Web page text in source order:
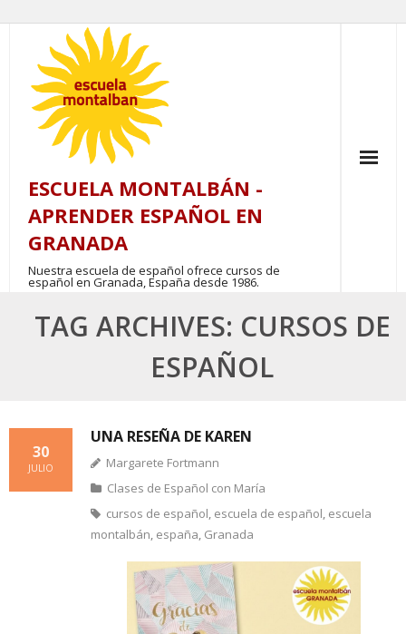
content
ESCUELA MONTALBÁN -
APRENDER ESPAÑOL EN
GRANADA
Nuestra escuela de español ofrece cursos de
español en Granada, España desde 1986.
TAG ARCHIVES: CURSOS DE
ESPAÑOL
UNA RESEÑA DE KAREN
30
JULIO
Margarete Fortmann
Clases de Español con María
cursos de español, escuela de español, escuela
montalbán, españa, Granada